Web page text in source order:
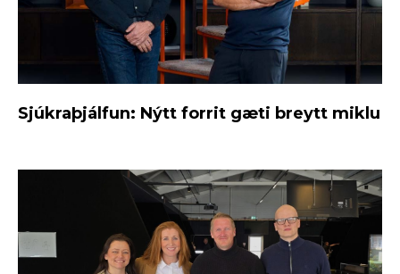
Sjúkraþjálfun: Nýtt forrit gæti breytt miklu